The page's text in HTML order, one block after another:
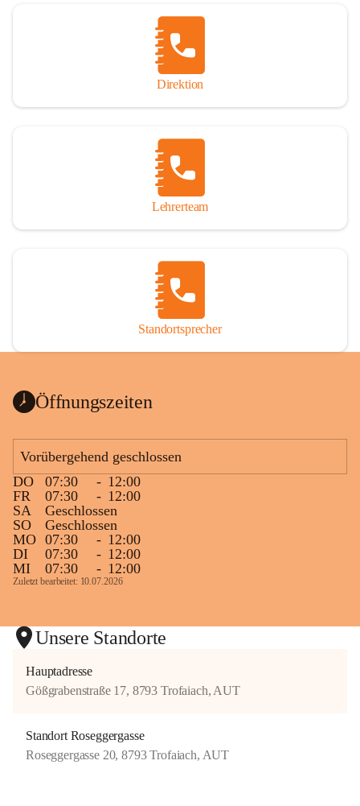
Direktion
Lehrerteam
Standortsprecher
Öffnungszeiten
Vorübergehend geschlossen
DO
07:30 - 12:00
FR
07:30 - 12:00
SA
Geschlossen
SO
Geschlossen
MO 07:30 - 12:00
DI
07:30 - 12:00
MI
07:30 - 12:00
Zuletzt bearbeitet: 10.07.2026
Unsere Standorte
Hauptadresse
Gößgrabenstraße 17, 8793 Trofaiach, AUT
Standort Roseggergasse
Roseggergasse 20, 8793 Trofaiach, AUT